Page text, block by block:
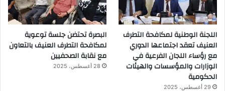
اللجنة الوطنية لمكافحة التطرف
العنيف تعقد اجتماعها الدوري
مع رؤساء اللجان الفرعية في
الوزارات والمؤسسات والهيئات
الحكومية
29 أغسطس، 2025
البصرة تحتضن جلسة توعوية
لمكافحة التطرف العنيف بالتعاون
مع نقابة الصحفيين
28 أغسطس، 2025